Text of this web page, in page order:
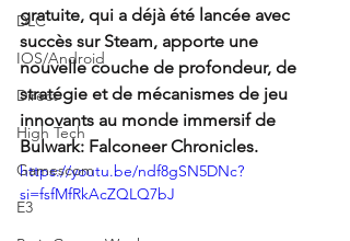
DLC
IOS/Android
Direct
High Tech
Gamescom
E3
gratuite, qui a déjà été lancée avec
succès sur Steam, apporte une
nouvelle couche de profondeur, de
stratégie et de mécanismes de jeu
innovants au monde immersif de
Bulwark: Falconeer Chronicles.
https://youtu.be/ndf8gSN5DNc?
si=fsfMfRkAcZQLQ7bJ